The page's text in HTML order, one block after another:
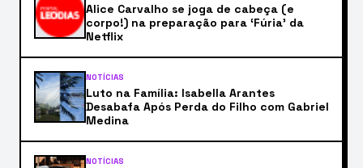
Alice Carvalho se joga de cabeça (e
corpo!) na preparação para ‘Fúria’ da
Netflix
NOTÍCIAS
Luto na Família: Isabella Arantes
Desabafa Após Perda do Filho com Gabriel
Medina
NOTÍCIAS